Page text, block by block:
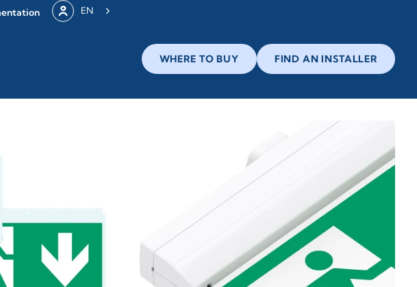
EN
WHERE TO BUY FIND AN INSTALLER